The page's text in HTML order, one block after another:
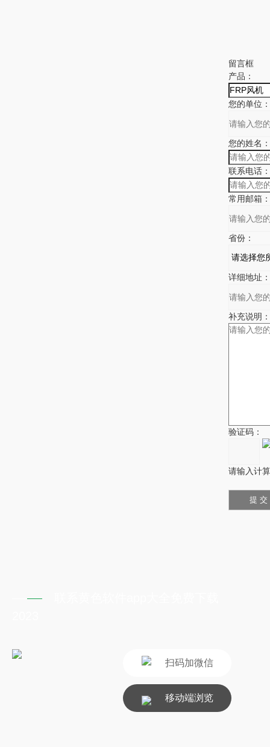
留言框
产品：
您的单位：
您的姓名：
联系电话：
常用邮箱：
省份：
详细地址：
补充说明：
验证码：
请输入计算
扫码加微信
移动端浏览